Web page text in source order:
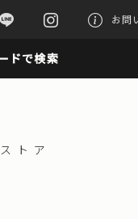
お問
ドで検索
トア